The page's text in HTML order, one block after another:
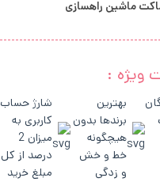
ماشین راهسازی
ویژه :
بهترین
برندها بدون
هیچگونه
خط و خش
و زدگی
شارژ حساب
کاربری به
میزان 2
درصد از کل
مبلغ خرید